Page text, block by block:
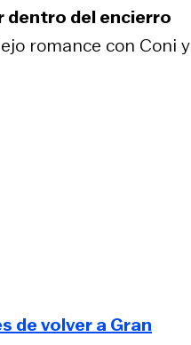
dentro del encierro
romance con Coni y
de volver a Gran